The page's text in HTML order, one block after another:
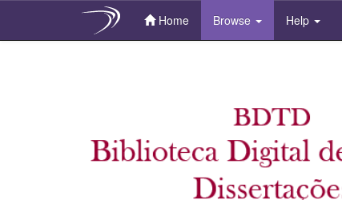
Home Browse Help